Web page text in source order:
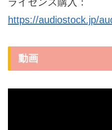
https://audiostock.jp/
動画